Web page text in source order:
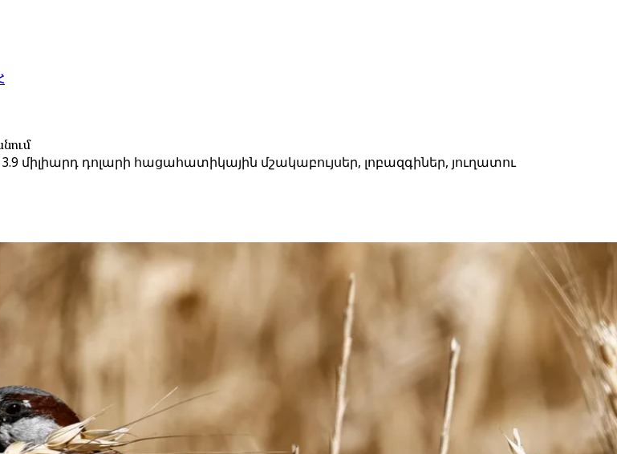
դոլարի հացահատիկային մշակաբույսեր, լոբազգիներ, յուղատու